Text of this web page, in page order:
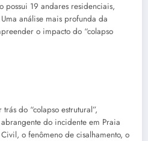
19 andares residenciais,
análise mais profunda da
o impacto do “colapso
do “colapso estrutural”,
do incidente em Praia
o fenômeno de cisalhamento, o